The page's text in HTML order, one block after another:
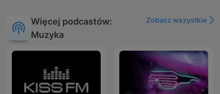
Więcej podcastów:
Muzyka
Zobacz wszystkie